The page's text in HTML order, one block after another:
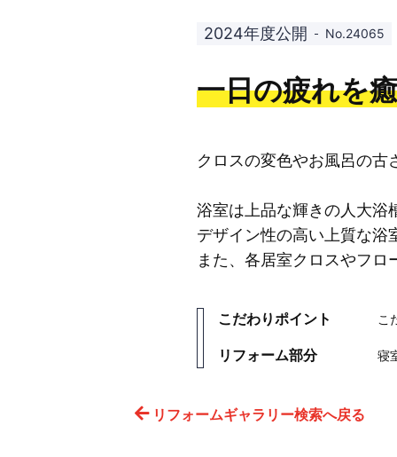
2024年度公開 No.24065
一日の疲れを
クロスの変色やお風呂の
浴室は上品な輝きの人大浴
デザイン性の高い上質な浴
また、各居室クロスやフ
こだわりポイント こ
リフォーム部分 寝
リフォームギャラリー検索へ戻る